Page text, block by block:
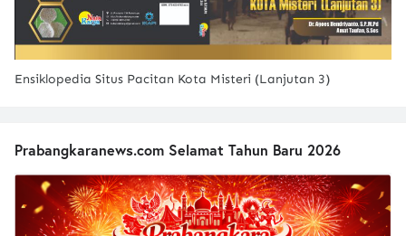
Ensiklopedia Situs Pacitan Kota Misteri (Lanjutan 3)
Prabangkaranews.com Selamat Tahun Baru 2026